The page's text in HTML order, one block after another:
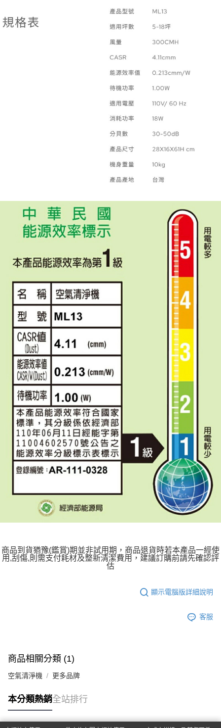
商品到貨猶豫(鑑賞)期並非試用期，商品退貨時若本產品一經使
用,刮傷,則需支付耗材及整新清潔費用，建議訂購前請先確認評
估
顯示電腦版詳細說明
客服
商品相關分類 (1)
空氣清淨機 更多品牌
本分類熱銷全站排行